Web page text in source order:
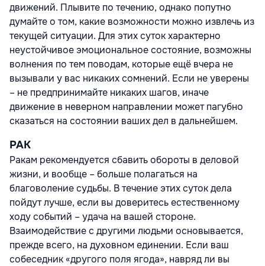
движений. Плывите по течению, однако попутно
думайте о том, какие возможности можно извлечь из
текущей ситуации. Для этих суток характерно
неустойчивое эмоциональное состояние, возможны
волнения по тем поводам, которые ещё вчера не
вызывали у вас никаких сомнений. Если не уверены
– не предпринимайте никаких шагов, иначе
движение в неверном направлении может пагубно
сказаться на состоянии ваших дел в дальнейшем.
РАК
Ракам рекомендуется сбавить обороты в деловой
жизни, и вообще – больше полагаться на
благоволение судьбы. В течение этих суток дела
пойдут лучше, если вы доверитесь естественному
ходу событий – удача на вашей стороне.
Взаимодействие с другими людьми основывается,
прежде всего, на духовном единении. Если ваш
собеседник «другого поля ягода», навряд ли вы